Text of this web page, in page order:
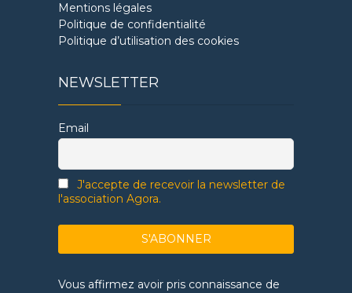
Mentions légales
Politique de confidentialité
Politique d’utilisation des cookies
NEWSLETTER
Email
J'accepte de recevoir la newsletter de
l'association Agora.
Vous affirmez avoir pris connaissance de